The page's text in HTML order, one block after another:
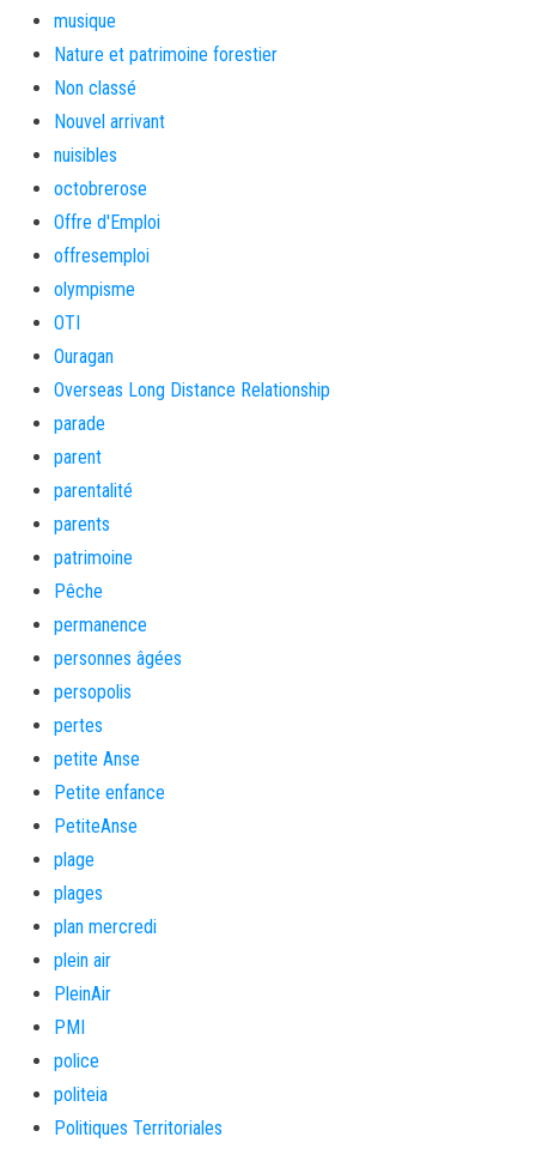
musique
Nature et patrimoine forestier
Non classé
Nouvel arrivant
nuisibles
octobrerose
Offre d'Emploi
offresemploi
olympisme
OTI
Ouragan
Overseas Long Distance Relationship
parade
parent
parentalité
parents
patrimoine
Pêche
permanence
personnes âgées
persopolis
pertes
petite Anse
Petite enfance
PetiteAnse
plage
plages
plan mercredi
plein air
PleinAir
PMI
police
politeia
Politiques Territoriales